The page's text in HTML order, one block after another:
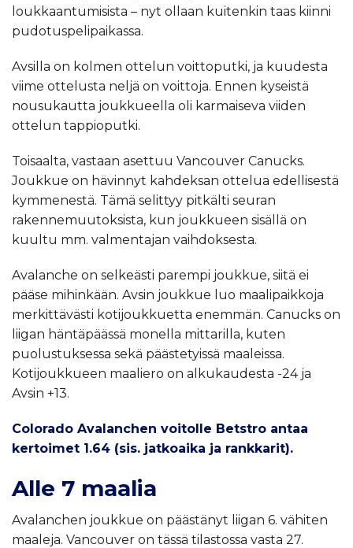
loukkaantumisista – nyt ollaan kuitenkin taas kiinni
pudotuspelipaikassa.
Avsilla on kolmen ottelun voittoputki, ja kuudesta
viime ottelusta neljä on voittoja. Ennen kyseistä
nousukautta joukkueella oli karmaiseva viiden
ottelun tappioputki.
Toisaalta, vastaan asettuu Vancouver Canucks.
Joukkue on hävinnyt kahdeksan ottelua edellisestä
kymmenestä. Tämä selittyy pitkälti seuran
rakennemuutoksista, kun joukkueen sisällä on
kuultu mm. valmentajan vaihdoksesta.
Avalanche on selkeästi parempi joukkue, siitä ei
pääse mihinkään. Avsin joukkue luo maalipaikkoja
merkittävästi kotijoukkuetta enemmän. Canucks on
liigan häntäpäässä monella mittarilla, kuten
puolustuksessa sekä päästetyissä maaleissa.
Kotijoukkueen maaliero on alkukaudesta -24 ja
Avsin +13.
Colorado Avalanchen voitolle Betstro antaa
kertoimet 1.64 (sis. jatkoaika ja rankkarit).
Alle 7 maalia
Avalanchen joukkue on päästänyt liigan 6. vähiten
maaleja. Vancouver on tässä tilastossa vasta 27.